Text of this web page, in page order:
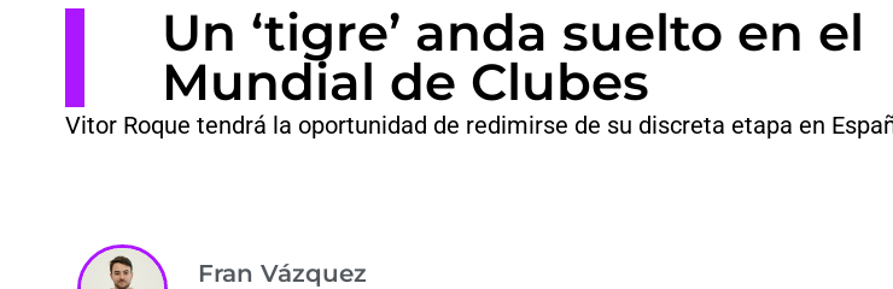
Un ‘tigre’ anda suelto en el
Mundial de Clubes
Vitor Roque tendrá la oportunidad de redimirse de su discreta etapa en
Fran Vázquez